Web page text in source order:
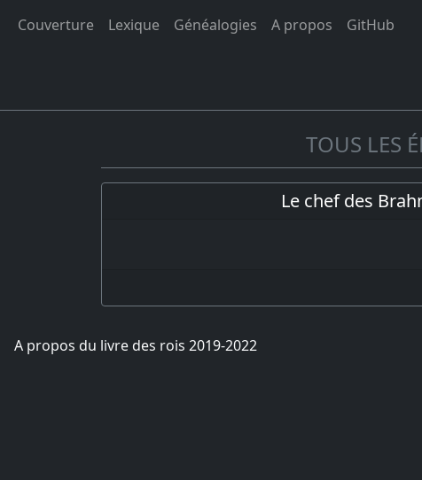
Couverture Lexique Généalogies A propos GitHub
TOUS LES
Le chef des
A propos du livre des rois 2019-2022